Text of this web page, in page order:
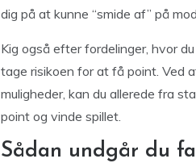
dig på at kunne “smide af” på
Kig også efter fordelinger, hvor
tage risikoen for at få point. Ved
muligheder, kan du allerede fra
point og vinde spillet.
Sådan undgår du